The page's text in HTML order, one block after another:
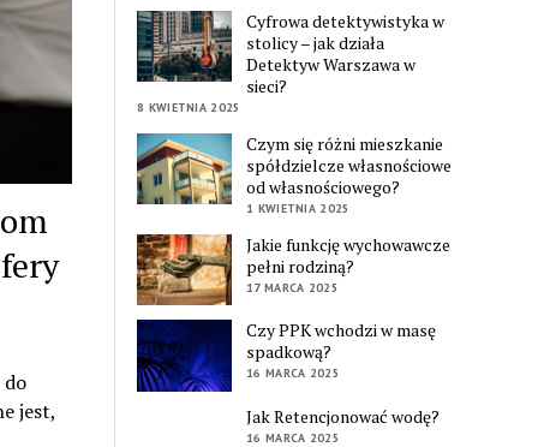
jest,
Cyfrowa detektywistyka w
stolicy – jak działa
Detektyw Warszawa w
sieci?
8 KWIETNIA 2025
Czym się różni mieszkanie
spółdzielcze własnościowe
od własnościowego?
1 KWIETNIA 2025
Jakie funkcję wychowawcze
pełni rodziną?
17 MARCA 2025
Czy PPK wchodzi w masę
spadkową?
16 MARCA 2025
Jak Retencjonować wodę?
16 MARCA 2025